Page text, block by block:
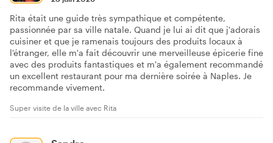
Rita était une guide très sympathique et compétente,
passionnée par sa ville natale. Quand je lui ai dit que j'adorais
cuisiner et que je ramenais toujours des produits locaux à
l'étranger, elle m'a fait découvrir une merveilleuse épicerie fine
avec des produits fantastiques et m'a également recommandé
un excellent restaurant pour ma dernière soirée à Naples. Je
recommande vivement.
Super visite de la ville avec Rita